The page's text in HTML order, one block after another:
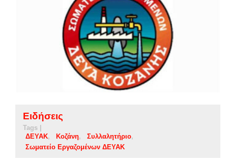
Ειδήσεις
Tags |
ΔΕΥΑΚ
Κοζάνη
Συλλαλητήριο
Σωματείο Εργαζομένων ΔΕΥΑΚ